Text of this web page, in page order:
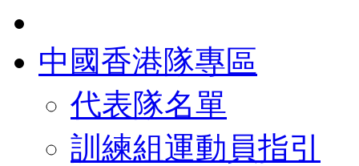
中國香港隊專區
代表隊名單
訓練組運動員指引